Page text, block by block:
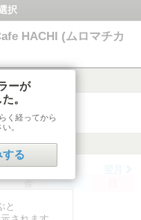
択
HACHI (ムロマチカ
金 土
と
ーが
。
く経ってから
。
する